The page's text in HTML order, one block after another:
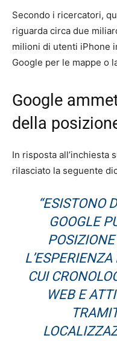
Secondo i ricercatori,
riguarda circa due
milioni di utenti iPhone
Google per le mappe o
Google
della
In risposta all’inchiesta
rilasciato la seguente
“ESISTONO
GOOGLE
CUI
WEB E